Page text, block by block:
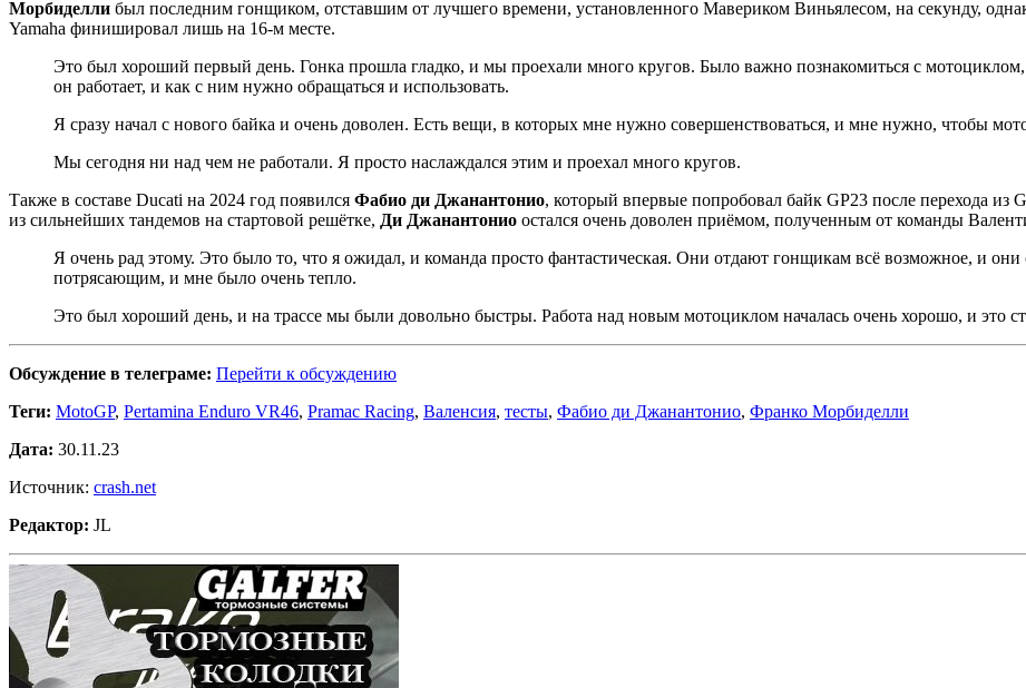
Морбиделли был последним гонщиком, отставшим от лучшего времени, установленного Мавериком Виньялесом, на секунду,
Yamaha финишировал лишь на 16-м месте.
Это был хороший первый день. Гонка прошла гладко, и мы проехали много кругов. Было важно познакомиться с
он работает, и как с ним нужно обращаться и использовать.
Я сразу начал с нового байка и очень доволен. Есть вещи, в которых мне нужно совершенствоваться, и мне нужно, чтобы
Мы сегодня ни над чем не работали. Я просто наслаждался этим и проехал много кругов.
Также в составе Ducati на 2024 год появился Фабио ди Джанантонио, который впервые попробовал байк GP23 после перехода из
из сильнейших тандемов на стартовой решётке, Ди Джанантонио остался очень доволен приёмом, полученным от команды
Я очень рад этому. Это было то, что я ожидал, и команда просто фантастическая. Они отдают гонщикам всё возможное, и
потрясающим, и мне было очень тепло.
Это был хороший день, и на трассе мы были довольно быстры. Работа над новым мотоциклом началась очень хорошо, и это
Обсуждение в телеграме: Перейти к обсуждению
Теги: MotoGP, Pertamina Enduro VR46, Pramac Racing, Валенсия, тесты, Фабио ди Джанантонио, Франко Морбиделли
Дата: 30.11.23
Источник: crash.net
Редактор: JL